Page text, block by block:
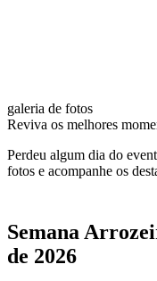
galeria de fotos
Reviva os melhores
Perdeu algum dia do
fotos e acompanhe os
Semana
de 2026